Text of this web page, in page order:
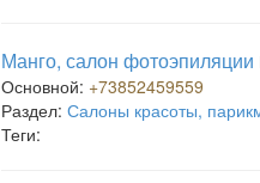
Манго, салон фотоэпиляции
Основной: +73852459559
Раздел: Салоны красоты,
Теги: